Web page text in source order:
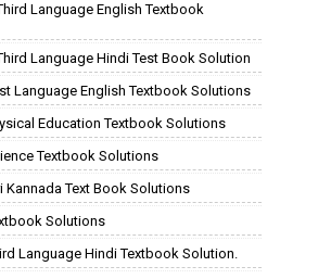
Language English Textbook
Language Hindi Test Book Solution
Language English Textbook Solutions
Education Textbook Solutions
Textbook Solutions
Kannada Text Book Solutions
Solutions
Language Hindi Textbook Solution.